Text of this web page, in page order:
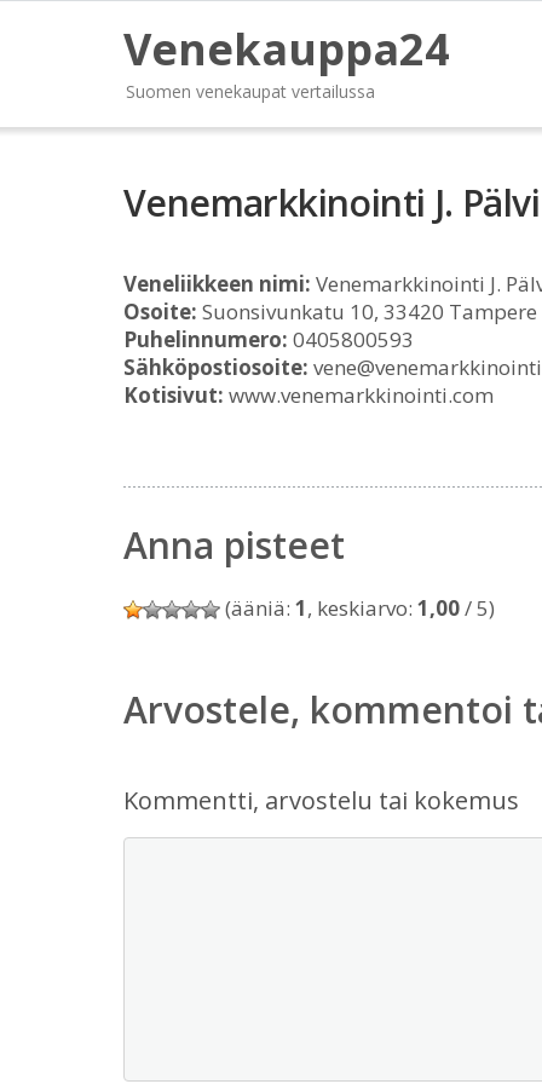
Venekauppa24
Suomen venekaupat vertailussa
Venemarkkinointi J.
Veneliikkeen nimi: Venemarkkinointi J.
Osoite: Suonsivunkatu 10, 33420 Tampere
Puhelinnumero: 0405800593
Sähköpostiosoite:
Kotisivut: www.venemarkkinointi.com
Anna pisteet
(ääniä: 1, keskiarvo: 1,00/ 5)
Arvostele, kommentoi
Kommentti, arvostelu tai kokemus